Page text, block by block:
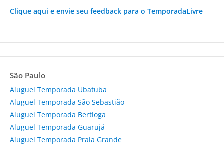
Clique aqui e envie seu feedback para o TemporadaLivre
São Paulo
Aluguel Temporada Ubatuba
Aluguel Temporada São Sebastião
Aluguel Temporada Bertioga
Aluguel Temporada Guarujá
Aluguel Temporada Praia Grande